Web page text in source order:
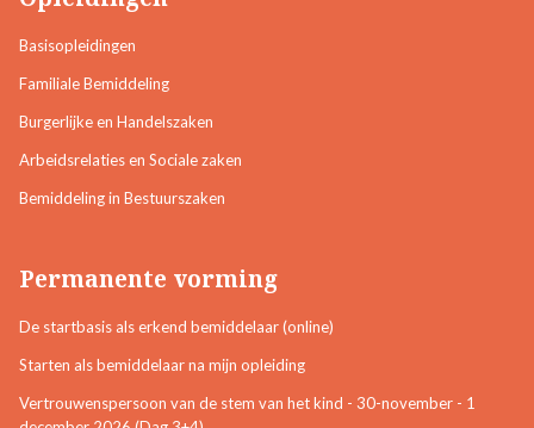
Basisopleidingen
Familiale Bemiddeling
Burgerlijke en Handelszaken
Arbeidsrelaties en Sociale zaken
Bemiddeling in Bestuurszaken
Permanente vorming
De startbasis als erkend bemiddelaar (online)
Starten als bemiddelaar na mijn opleiding
Vertrouwenspersoon van de stem van het kind - 30-november - 1